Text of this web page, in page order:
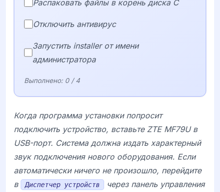
Распаковать файлы в корень диска C
Отключить антивирус
Запустить installer от имени
администратора
Выполнено: 0/ 4
Когда программа установки попросит
подключить устройство, вставьте ZTE MF79U в
USB-порт. Система должна издать характерный
звук подключения нового оборудования. Если
автоматически ничего не произошло, перейдите
в
Диспетчер устройств
через панель управления